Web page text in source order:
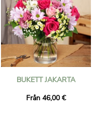
BUKETT JAKARTA
Från 46,00 €